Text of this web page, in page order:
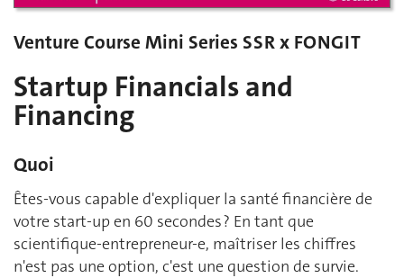
Venture Course Mini Series SSR x FONGIT
Startup Financials and
Financing
Quoi
Êtes-vous capable d'expliquer la santé financière de
votre start-up en 60 secondes ? En tant que
scientifique-entrepreneur-e, maîtriser les chiffres
n'est pas une option, c'est une question de survie.